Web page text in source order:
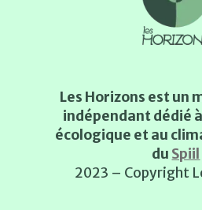
Les Horizons est un
indépendant dédié
écologique et au
du Spiil
2023 – Copyright